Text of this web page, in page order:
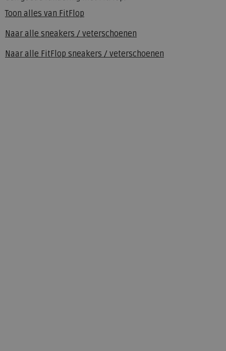
Toon alles van FitFlop
Naar alle sneakers / veterschoenen
Naar alle FitFlop sneakers / veterschoenen